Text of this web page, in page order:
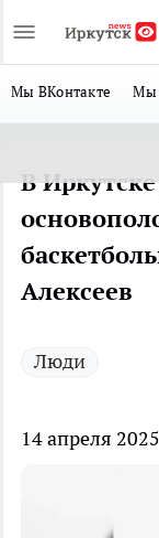
Мы ВКонтакте Мы
В
Алексеев
Люди
14 апреля 2025